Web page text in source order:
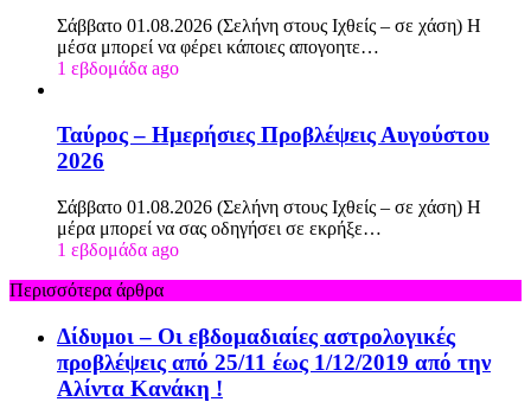
Σάββατο 01.08.2026 (Σελήνη στους Ιχθείς – σε χάση) Η
μέσα μπορεί να φέρει κάποιες απογοητε…
1 εβδομάδα ago
Ταύρος – Ημερήσιες Προβλέψεις Αυγούστου
2026
Σάββατο 01.08.2026 (Σελήνη στους Ιχθείς – σε χάση) Η
μέρα μπορεί να σας οδηγήσει σε εκρήξε…
1 εβδομάδα ago
Περισσότερα άρθρα
Δίδυμοι – Οι εβδομαδιαίες αστρολογικές
προβλέψεις από 25/11 έως 1/12/2019 από την
Αλίντα Κανάκη !